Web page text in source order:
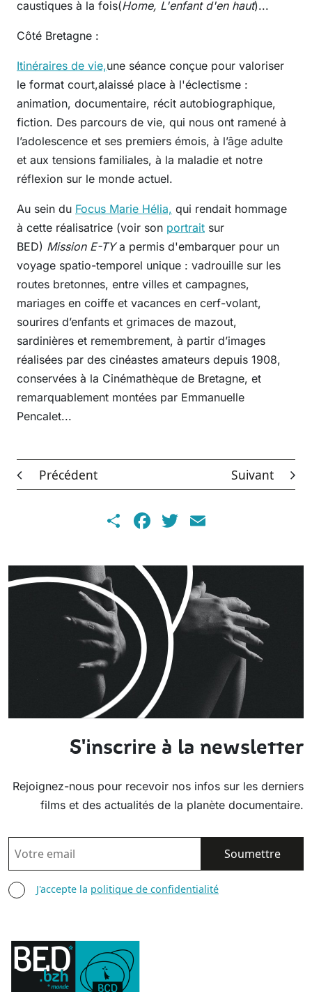
caustiques à la fois(Home, L'enfant d'en haut)...
Côté Bretagne :
Itinéraires de vie,une séance conçue pour valoriser
le format court,alaissé place à l'éclectisme :
animation, documentaire, récit autobiographique,
fiction. Des parcours de vie, qui nous ont ramené à
l’adolescence et ses premiers émois, à l’âge adulte
et aux tensions familiales, à la maladie et notre
réflexion sur le monde actuel.
Au sein du Focus Marie Hélia, qui rendait hommage
à cette réalisatrice (voir son portrait sur
BED) Mission E-TYa permis d'embarquer pour un
voyage spatio-temporel unique : vadrouille sur les
routes bretonnes, entre villes et campagnes,
mariages en coiffe et vacances en cerf-volant,
sourires d’enfants et grimaces de mazout,
sardinières et remembrement, à partir d’images
réalisées par des cinéastes amateurs depuis 1908,
conservées à la Cinémathèque de Bretagne, et
remarquablement montées par Emmanuelle
Pencalet...
Précédent Suivant
ShareFacebook
Twitter
S'inscrire à la newsletter
Rejoignez-nous pour recevoir nos infos sur les derniers
films et des actualités de la planète documentaire.
EMAIL
AGREE TERMS
J'accepte la politique de confidentialité